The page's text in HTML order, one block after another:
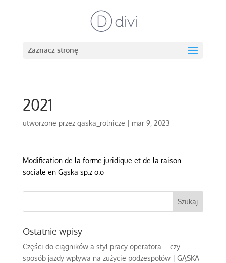
Zaznacz stronę
2021
utworzone przez gaska_rolnicze | mar 9, 2023
Modification de la forme juridique et de la raison
sociale en Gąska sp.z o.o
Ostatnie wpisy
Części do ciągników a styl pracy operatora – czy
sposób jazdy wpływa na zużycie podzespołów | GĄSKA